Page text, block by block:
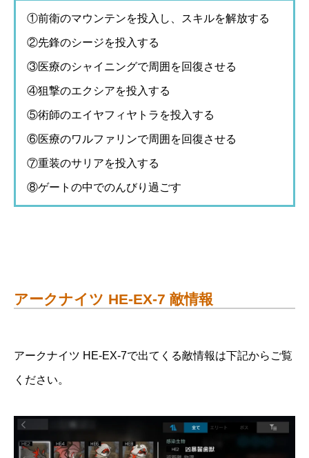
①前衛のマウンテンを投入し、スキルを解放する
②先鋒のシージを投入する
③医療のシャイニングで周囲を回復させる
④狙撃のエクシアを投入する
⑤術師のエイヤフィヤトラを投入する
⑥医療のワルファリンで周囲を回復させる
⑦重装のサリアを投入する
⑧ゲートの中でのんびり過ごす
アークナイツ HE-EX-7 敵情報
アークナイツ HE-EX-7で出てくる敵情報は下記からご覧
ください。